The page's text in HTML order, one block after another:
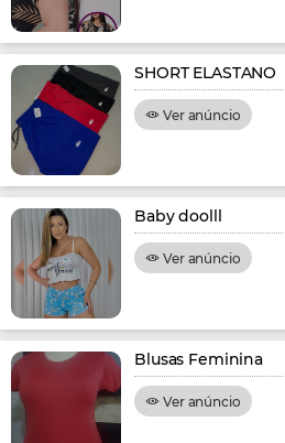
SHORT ELASTANO
Ver anúncio
Baby doolll
Ver anúncio
Blusas Feminina
Ver anúncio